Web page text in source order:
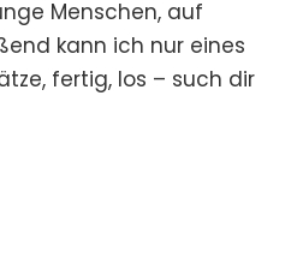
Menschen, auf
kann ich nur eines
fertig, los – such dir